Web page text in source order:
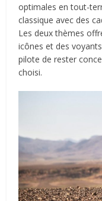
optimales en tout-
classique avec des
Les deux thèmes
icônes et des
pilote de rester
choisi.